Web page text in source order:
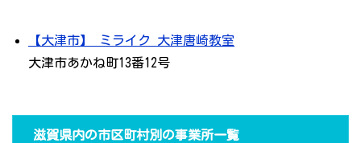
【大津市】 ミライク 大津唐崎教室
大津市あかね町13番12号
滋賀県内の市区町村別の事業所一覧